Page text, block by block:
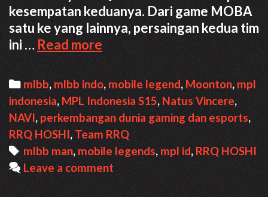
kesempatan keduanya. Dari game MOBA
satu ke yang lainnya, persaingan kedua tim
ini … Read more Hasil
MPL
S15
W1
RRQ
Hoshi
VS
NAVI
Categories
mlbb,mlbb indo, mobile legend, Moonton,mpl
indonesia, MPL Indonesia S15, Natus Vincere,
NAVI, perkembangan dunia gaming dan esports,
RRQ HOSHI,Team RRQ
Tags
mlbb man, mobile legends, mpl id, RRQ HOSHI
Leave a comment